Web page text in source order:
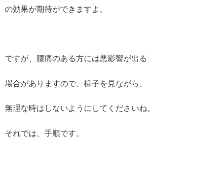
の効果が期待ができますよ。
ですが、腰痛のある方には悪影響が出る
場合がありますので、様子を見ながら、
無理な時はしないようにしてくださいね。
それでは、手順です。